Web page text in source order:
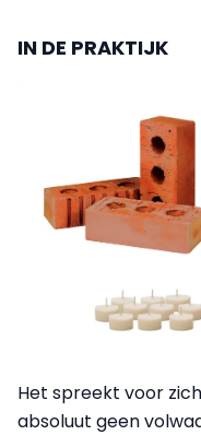
IN DE PRAKTIJK
Het spreekt voor
absoluut geen